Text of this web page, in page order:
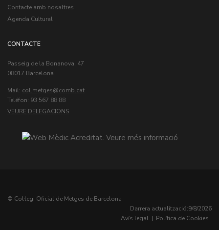
Contacte amb nosaltres
Agenda Cultural
CONTACTE
Passeig de la Bonanova, 47
08017 Barcelona
Mail: col.metges
Teléfon: 93 567 88 88
VEURE DELEGACIONS
© Col·legi Oficial de Metges de Barcelona
Darrera actualització:9/8/2026
Avís legal | Política de Cookies